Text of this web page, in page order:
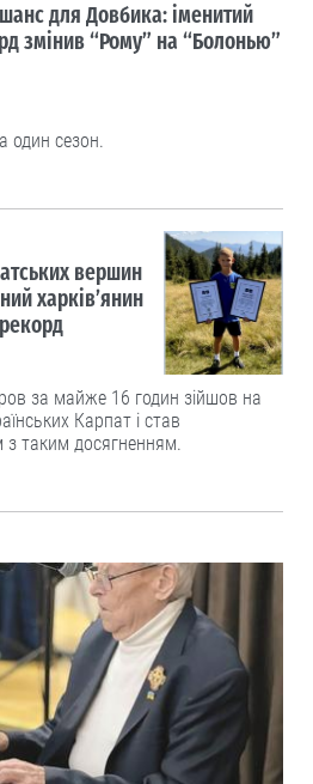
для Довбика: іменитий
змінив “Рому” на “Болонью”
один сезон.
вершин
харків’янин
за майже 16 годин зійшов на
Карпат і став
таким досягненням.